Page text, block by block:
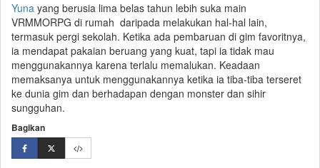
Yuna yang berusia lima belas tahun lebih suka main
VRMMORPG di rumah daripada melakukan hal-hal lain,
termasuk pergi sekolah. Ketika ada pembaruan di gim favoritnya,
ia mendapat pakaian beruang yang kuat, tapi ia tidak mau
menggunakannya karena terlalu memalukan. Keadaan
memaksanya untuk menggunakannya ketika ia tiba-tiba terseret
ke dunia gim dan berhadapan dengan monster dan sihir
sungguhan.
Bagikan